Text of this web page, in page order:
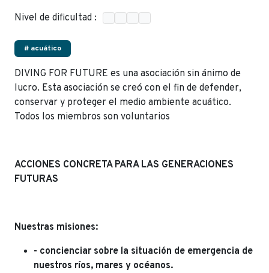
Nivel de dificultad :
# acuático
DIVING FOR FUTURE es una asociación sin ánimo de
lucro. Esta asociación se creó con el fin de defender,
conservar y proteger el medio ambiente acuático.
Todos los miembros son voluntarios
ACCIONES CONCRETA PARA LAS GENERACIONES
FUTURAS
Nuestras misiones:
- concienciar sobre la situación de emergencia de
nuestros ríos, mares y océanos.